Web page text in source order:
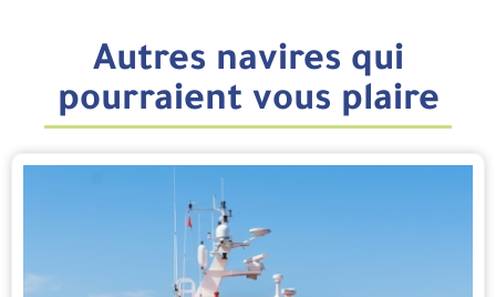
Autres navires qui
pourraient vous plaire